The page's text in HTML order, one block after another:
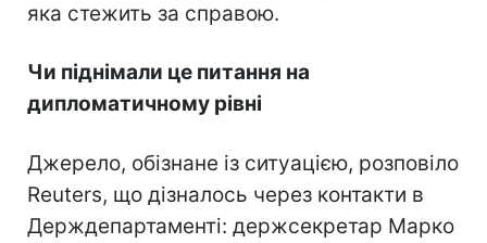
яка стежить за справою.
Чи піднімали це питання на
дипломатичному рівні
Джерело, обізнане із ситуацією, розповіло
Reuters, що дізналось через контакти в
Держдепартаменті: держсекретар Марко